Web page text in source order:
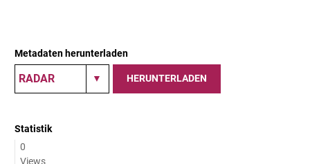
Metadaten herunterladen
HERUNTERLADEN
Statistik
0
Views